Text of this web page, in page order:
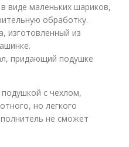
виде маленьких шариков,
обработку.
изготовленный из
придающий подушке
с чехлом,
но легкого
не сможет